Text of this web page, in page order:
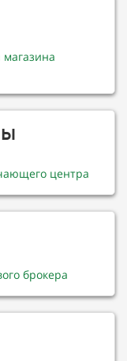
центра
брокера